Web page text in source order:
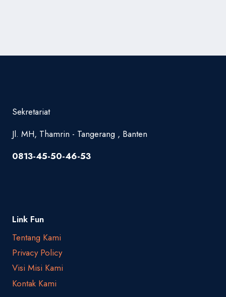
Sekretariat
Jl. MH, Thamrin - Tangerang , Banten
0813-45-50-46-53
Link Fun
Tentang Kami
Privacy Policy
Visi Misi Kami
Kontak Kami